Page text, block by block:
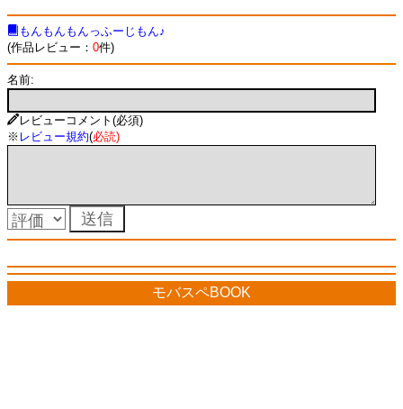
もんもんもんっふーじもん♪
(作品レビュー： 0件)
名前:
レビューコメント(必須)
※ レビュー規約(必読)
モバスペBOOK